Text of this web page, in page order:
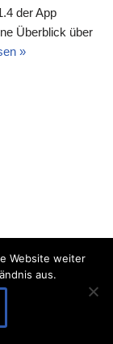
der App
Überblick über
»
Website weiter
aus.